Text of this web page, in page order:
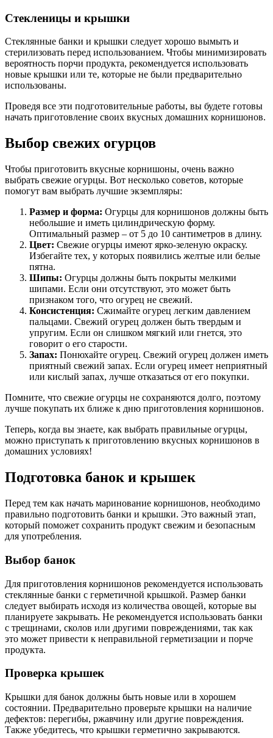
Стекленицы и крышки
Стеклянные банки и крышки следует хорошо вымыть и
стерилизовать перед использованием. Чтобы минимизировать
вероятность порчи продукта, рекомендуется использовать
новые крышки или те, которые не были предварительно
использованы.
Проведя все эти подготовительные работы, вы будете готовы
начать приготовление своих вкусных домашних корнишонов.
Выбор свежих огурцов
Чтобы приготовить вкусные корнишоны, очень важно
выбрать свежие огурцы. Вот несколько советов, которые
помогут вам выбрать лучшие экземпляры:
Размер и форма: Огурцы для корнишонов должны быть
небольшие и иметь цилиндрическую форму.
Оптимальный размер – от 5 до 10 сантиметров в длину.
Цвет: Свежие огурцы имеют ярко-зеленую окраску.
Избегайте тех, у которых появились желтые или белые
пятна.
Шипы: Огурцы должны быть покрыты мелкими
шипами. Если они отсутствуют, это может быть
признаком того, что огурец не свежий.
Консистенция: Сжимайте огурец легким давлением
пальцами. Свежий огурец должен быть твердым и
упругим. Если он слишком мягкий или гнется, это
говорит о его старости.
Запах: Понюхайте огурец. Свежий огурец должен иметь
приятный свежий запах. Если огурец имеет неприятный
или кислый запах, лучше отказаться от его покупки.
Помните, что свежие огурцы не сохраняются долго, поэтому
лучше покупать их ближе к дню приготовления корнишонов.
Теперь, когда вы знаете, как выбрать правильные огурцы,
можно приступать к приготовлению вкусных корнишонов в
домашних условиях!
Подготовка банок и крышек
Перед тем как начать маринование корнишонов, необходимо
правильно подготовить банки и крышки. Это важный этап,
который поможет сохранить продукт свежим и безопасным
для употребления.
Выбор банок
Для приготовления корнишонов рекомендуется использовать
стеклянные банки с герметичной крышкой. Размер банки
следует выбирать исходя из количества овощей, которые вы
планируете закрывать. Не рекомендуется использовать банки
с трещинами, сколов или другими повреждениями, так как
это может привести к неправильной герметизации и порче
продукта.
Проверка крышек
Крышки для банок должны быть новые или в хорошем
состоянии. Предварительно проверьте крышки на наличие
дефектов: перегибы, ржавчину или другие повреждения.
Также убедитесь, что крышки герметично закрываются.